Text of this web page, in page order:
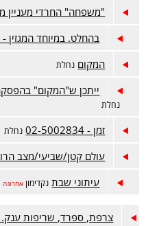
"משפחה" החרדי מעניין
בהחלט. במיוחד
המקום נחלת
ייתכן ש"המקום"
נחלת
זמן - 02-5002834 נחלת
עולם קטן/שביעי/מצב
עיתוני שבת נקדימון אחרונה
צרפת, ספרד, שריפות ענק.